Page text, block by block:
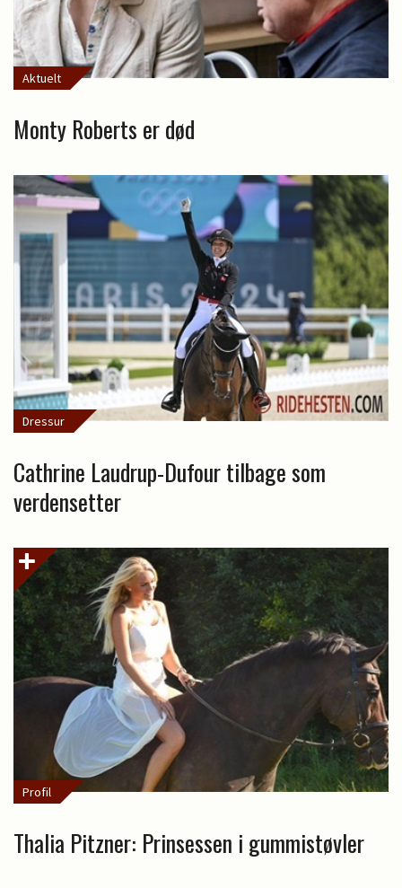
Aktuelt
Monty Roberts er død
Dressur
Cathrine Laudrup-Dufour tilbage som
verdensetter
Profil
Thalia Pitzner: Prinsessen i gummistøvler